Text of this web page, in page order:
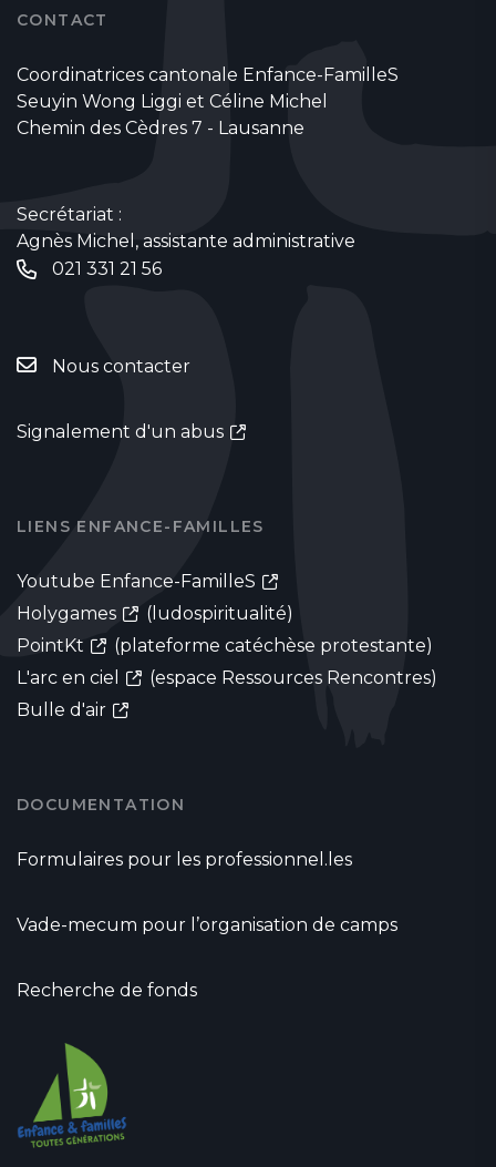
CONTACT
Coordinatrices cantonale Enfance-FamilleS
Seuyin Wong Liggi et Céline Michel
Chemin des Cèdres 7 - Lausanne
Secrétariat :
Agnès Michel, assistante administrative
021 331 21 56
Nous contacter
Signalement d'un abus
LIENS ENFANCE-FAMILLES
Youtube Enfance-FamilleS
Holygames
(ludospiritualité)
PointKt
(plateforme catéchèse protestante)
L'arc en ciel
(espace Ressources Rencontres)
Bulle d'air
DOCUMENTATION
Formulaires pour les professionnel.les
Vade-mecum pour l’organisation de camps
Recherche de fonds